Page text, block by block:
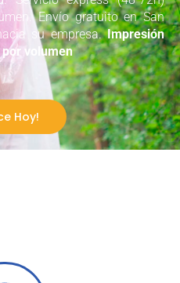
Envío gratuito en San
su empresa.Impresión
volumen
Hoy!